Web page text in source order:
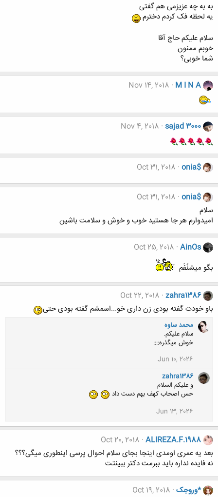
به به چه عزیزمی هم گفتی
یه لحظه فک کردم دخترم
سلام علیکم حاج آقا
خوبم ممنون
شما خوبی؟
M I N A
Nov 14, 2018
sajad 3000
Nov 4, 2018
onia$
Oct 31, 2018
onia$
Oct 31, 2018
سلام
امیدوارم هر جا هستید خوب و خوش و سلامت باشین
AinOs
Oct 25, 2018
بگو میشنُفَم
zahra1386
Oct 22, 2018
باو خودت گفته بودی زن داری خو...اسمشم گفته بودی حتی
محمد ساوه
سلام علیکم.
خوش میگذره::::
Jun 10, 2026
zahra1386
و علیکم السلام
حس اصحاب کهف بهم دست داد
Jun 13, 2026
ALIREZA.F.1988
Oct 20, 2018
بعد یه عمری اومدی اینجا بجای سلام احوال پرسی اینطوری میگی؟؟؟
نه فایده نداره باید ببرمت دکتر ببینتت
*وروجک Oct 19, 2018